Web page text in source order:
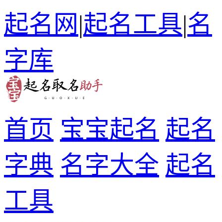
起名网|起名工具|名
字库
首页 宝宝起名 起名
字典 名字大全 起名
工具